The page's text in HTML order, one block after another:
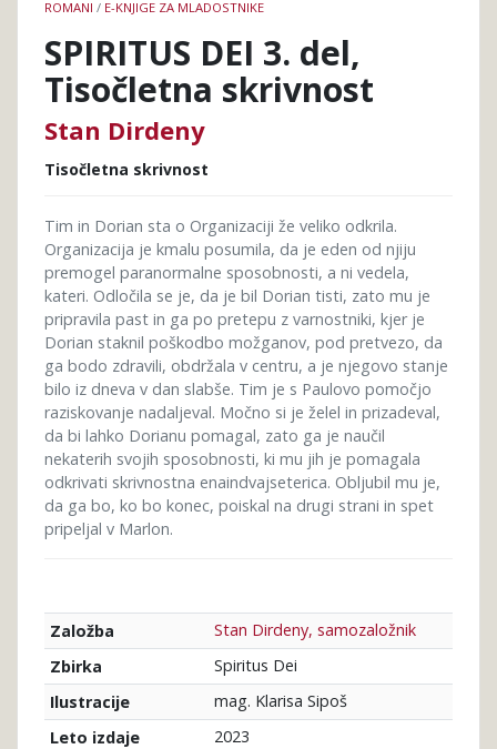
ROMANI / E-KNJIGE ZA MLADOSTNIKE
SPIRITUS DEI 3. del,
Tisočletna skrivnost
Stan Dirdeny
Tisočletna skrivnost
Tim in Dorian sta o Organizaciji že veliko odkrila.
Organizacija je kmalu posumila, da je eden od njiju
premogel paranormalne sposobnosti, a ni vedela,
kateri. Odločila se je, da je bil Dorian tisti, zato mu je
pripravila past in ga po pretepu z varnostniki, kjer je
Dorian staknil poškodbo možganov, pod pretvezo, da
ga bodo zdravili, obdržala v centru, a je njegovo stanje
bilo iz dneva v dan slabše. Tim je s Paulovo pomočjo
raziskovanje nadaljeval. Močno si je želel in prizadeval,
da bi lahko Dorianu pomagal, zato ga je naučil
nekaterih svojih sposobnosti, ki mu jih je pomagala
odkrivati skrivnostna enaindvajseterica. Obljubil mu je,
da ga bo, ko bo konec, poiskal na drugi strani in spet
pripeljal v Marlon.
Založba
Stan Dirdeny, samozaložnik
Zbirka
Spiritus Dei
Ilustracije
mag. Klarisa Sipoš
Leto izdaje
2023